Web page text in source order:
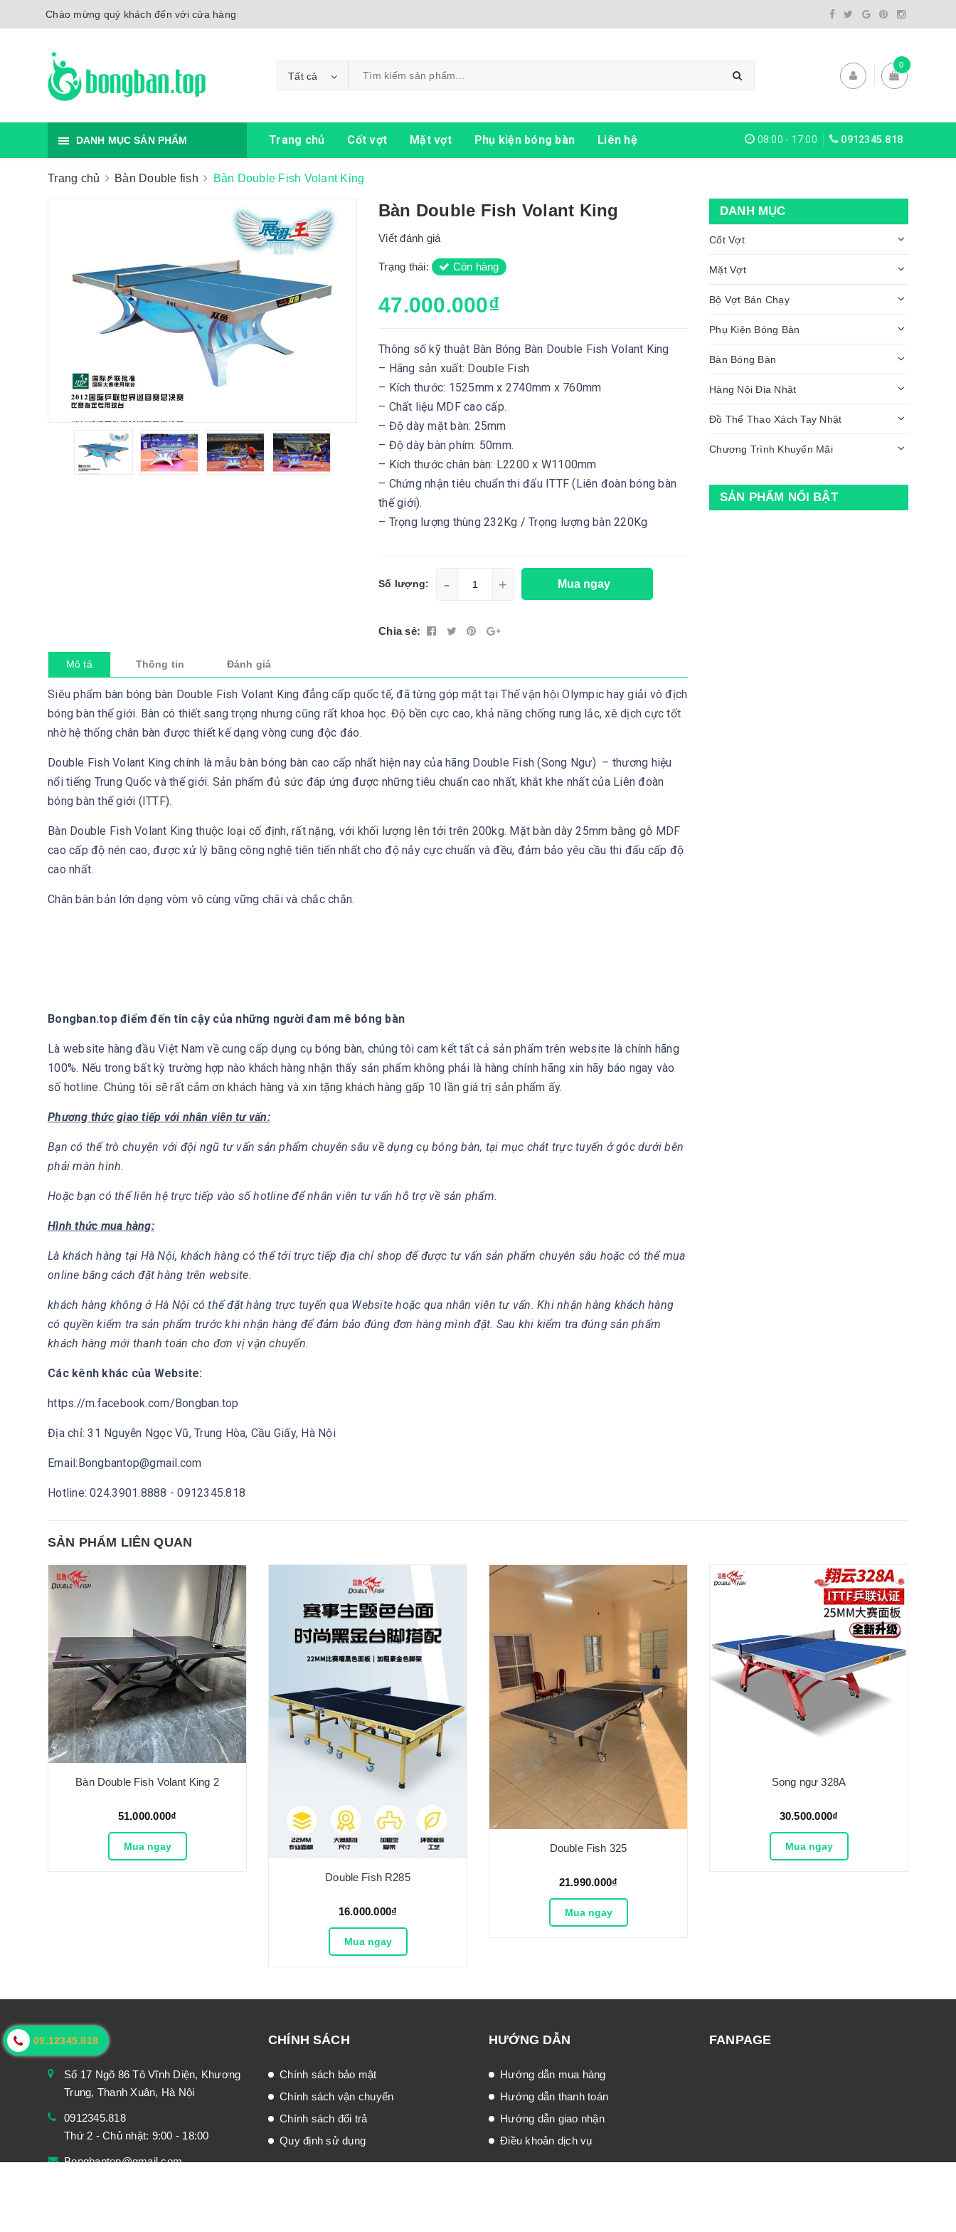
Chào mừng quý khách đến với cửa hàng
Tất cả
0
DANH MỤC SẢN PHẨM Trang chủ Cốt vợt Mặt vợt Phụ kiện bóng bàn Liên hệ 08:00 - 17:00 0912345.818
Trang chủ Bàn Double fish Bàn Double Fish Volant King
Bàn Double Fish Volant King
Viết đánh giá
Trạng thái: Còn hàng
47.000.000₫
Thông số kỹ thuật Bàn Bóng Bàn Double Fish Volant King
– Hãng sản xuất: Double Fish
– Kích thước: 1525mm x 2740mm x 760mm
– Chất liệu MDF cao cấp.
– Độ dày mặt bàn: 25mm
– Độ dày bàn phím: 50mm.
– Kích thước chân bàn: L2200 x W1100mm
– Chứng nhận tiêu chuẩn thi đấu ITTF (Liên đoàn bóng bàn
thế giới).
– Trọng lượng thùng 232Kg / Trọng lượng bàn 220Kg
Số lượng: - + Mua ngay
Chia sẻ:
Mô tả Thông tin Đánh giá
Siêu phẩm bàn bóng bàn Double Fish Volant King đẳng cấp quốc tế, đã từng góp mặt tại Thế vận hội Olympic hay giải vô địch
bóng bàn thế giới. Bàn có thiết sang trọng nhưng cũng rất khoa học. Độ bền cực cao, khả năng chống rung lắc, xê dịch cực tốt
nhờ hệ thống chân bàn được thiết kế dạng vòng cung độc đáo.
Double Fish Volant King chính là mẫu bàn bóng bàn cao cấp nhất hiện nay của hãng Double Fish (Song Ngư) – thương hiệu
nổi tiếng Trung Quốc và thế giới. Sản phẩm đủ sức đáp ứng được những tiêu chuẩn cao nhất, khắt khe nhất của Liên đoàn
bóng bàn thế giới (ITTF).
Bàn Double Fish Volant King thuộc loại cố định, rất nặng, với khối lượng lên tới trên 200kg. Mặt bàn dày 25mm bằng gỗ MDF
cao cấp độ nén cao, được xử lý bằng công nghệ tiên tiến nhất cho độ nảy cực chuẩn và đều, đảm bảo yêu cầu thi đấu cấp độ
cao nhất.
Chân bàn bản lớn dạng vòm vô cùng vững chãi và chắc chắn.
Bongban.top điểm đến tin cậy của những người đam mê bóng bàn
Là website hàng đầu Việt Nam về cung cấp dụng cụ bóng bàn, chúng tôi cam kết tất cả sản phẩm trên website là chính hãng
100%. Nếu trong bất kỳ trường hợp nào khách hàng nhận thấy sản phẩm không phải là hàng chính hãng xin hãy báo ngay vào
số hotline. Chúng tôi sẽ rất cảm ơn khách hàng và xin tặng khách hàng gấp 10 lần giá trị sản phẩm ấy.
Phương thức giao tiếp với nhân viên tư vấn:
Bạn có thể trò chuyện với đội ngũ tư vấn sản phẩm chuyên sâu về dụng cụ bóng bàn, tại mục chát trực tuyển ở góc dưới bên
phải màn hình.
Hoặc bạn có thể liên hệ trực tiếp vào số hotline để nhân viên tư vấn hỗ trợ về sản phẩm.
Hình thức mua hàng:
Là khách hàng tại Hà Nội, khách hàng có thể tới trực tiếp địa chỉ shop để được tư vấn sản phẩm chuyên sâu hoặc có thể mua
online bằng cách đặt hàng trên website.
khách hàng không ở Hà Nội có thể đặt hàng trực tuyến qua Website hoặc qua nhân viên tư vấn. Khi nhận hàng khách hàng
có quyền kiểm tra sản phẩm trước khi nhận hàng để đảm bảo đúng đơn hàng mình đặt. Sau khi kiểm tra đúng sản phẩm
khách hàng mới thanh toán cho đơn vị vận chuyển.
Các kênh khác của Website:
https://m.facebook.com/Bongban.top
Địa chỉ: 31 Nguyễn Ngọc Vũ, Trung Hòa, Cầu Giấy, Hà Nội
Email:Bongbantop@gmail.com
Hotline: 024.3901.8888 - 0912345.818
DANH MỤC
Cốt Vợt
Mặt Vợt
Bộ Vợt Bán Chạy
Phụ Kiện Bóng Bàn
Bàn Bóng Bàn
Hàng Nội Địa Nhật
Đồ Thể Thao Xách Tay Nhật
Chương Trình Khuyến Mãi
SẢN PHẨM NỔI BẬT
SẢN PHẨM LIÊN QUAN
Bàn Double Fish Volant King 2
51.000.000₫
Mua ngay
Double Fish R285
16.000.000₫
Mua ngay
Double Fish 325
21.990.000₫
Mua ngay
Song ngư 328A
30.500.000₫
Mua ngay
LIÊN HỆ
Số 17 Ngõ 86 Tô Vĩnh Diện, Khương
Trung, Thanh Xuân, Hà Nội
0912345.818
Thứ 2 - Chủ nhật: 9:00 - 18:00
Bongbantop@gmail.com
CHÍNH SÁCH
Chính sách bảo mật
Chính sách vận chuyển
Chính sách đổi trả
Quy định sử dụng
HƯỚNG DẪN
Hướng dẫn mua hàng
Hướng dẫn thanh toán
Hướng dẫn giao nhận
Điều khoản dịch vụ
FANPAGE
09.12345.818